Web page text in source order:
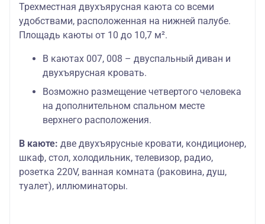
Трехместная двухъярусная каюта со всеми
удобствами, расположенная на нижней палубе.
Площадь каюты от 10 до 10,7 м².
В каютах 007, 008 – двуспальный диван и
двухъярусная кровать.
Возможно размещение четвертого человека
на дополнительном спальном месте
верхнего расположения.
В каюте: две двухъярусные кровати, кондиционер,
шкаф, стол, холодильник, телевизор, радио,
розетка 220V, ванная комната (раковина, душ,
туалет), иллюминаторы.